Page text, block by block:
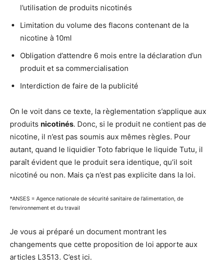
l’utilisation de produits nicotinés
Limitation du volume des flacons contenant de la
nicotine à 10ml
Obligation d’attendre 6 mois entre la déclaration d’un
produit et sa commercialisation
Interdiction de faire de la publicité
On le voit dans ce texte, la règlementation s’applique aux
produits nicotinés. Donc, si le produit ne contient pas de
nicotine, il n’est pas soumis aux mêmes règles. Pour
autant, quand le liquidier Toto fabrique le liquide Tutu, il
paraît évident que le produit sera identique, qu’il soit
nicotiné ou non. Mais ça n’est pas explicite dans la loi.
*ANSES = Agence nationale de sécurité sanitaire de l’alimentation, de
l’environnement et du travail
Je vous ai préparé un document montrant les
changements que cette proposition de loi apporte aux
articles L3513. C’est ici.